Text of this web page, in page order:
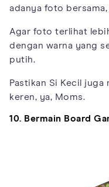
adanya foto bersama,
Agar foto terlihat
dengan warna yang
putih.
Pastikan Si Kecil juga
keren, ya, Moms.
10. Bermain Board